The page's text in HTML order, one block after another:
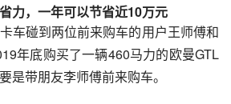
力，一年可以节省近10万元
车碰到两位前来购车的用户王师傅和
年底购买了一辆460马力的欧曼GTL
是带朋友李师傅前来购车。